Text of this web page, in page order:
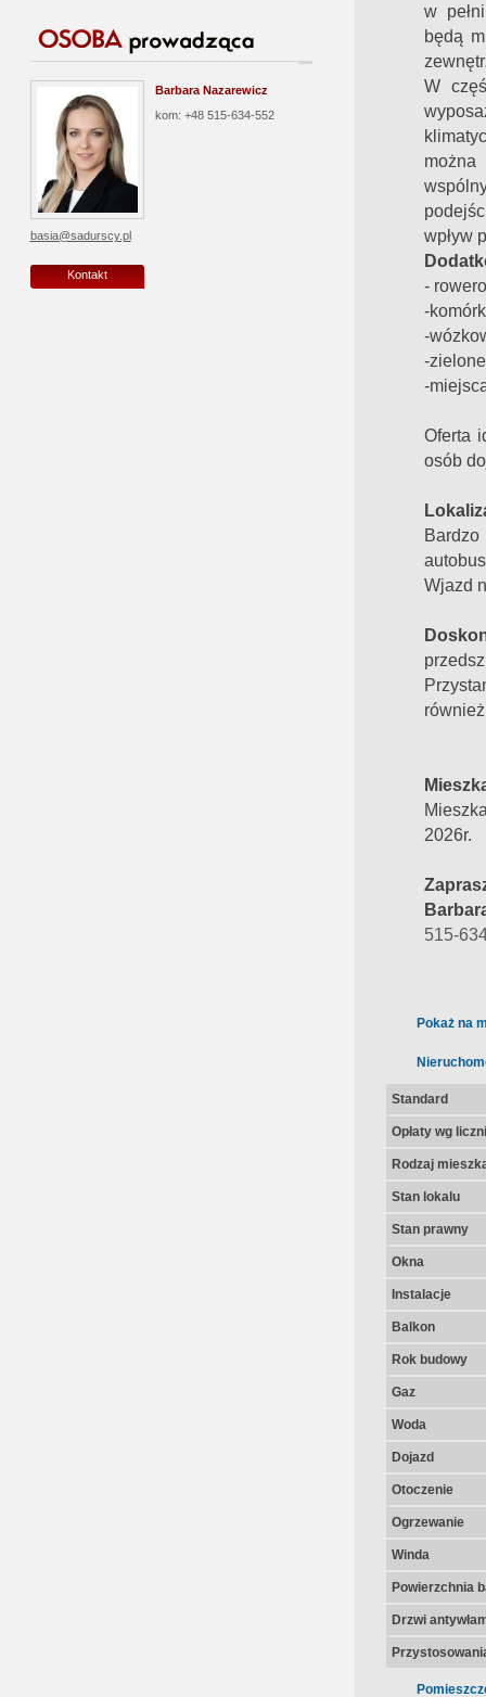
Barbara Nazarewicz
kom: +48 515-634-552
basia@sadurscy.pl
Kontakt
w
będą
W
można
wpływ
-
-
-
-
-
Oferta
osób
Wjazd
2026r.
515-
Pokaż na
Standard
Opłaty wg
Rodzaj
Stan lokalu
Stan prawny
Okna
Instalacje
Balkon
Rok budowy
Gaz
Woda
Dojazd
Otoczenie
Ogrzewanie
Winda
Powierzchnia
Drzwi